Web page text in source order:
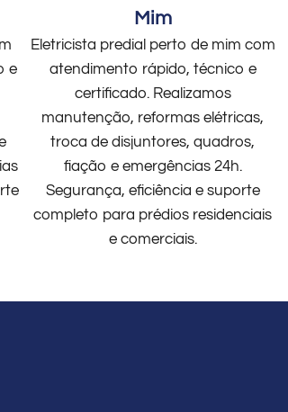
e
Mim
Eletricista predial perto de mim com
atendimento rápido, técnico e
certificado. Realizamos
manutenção, reformas elétricas,
troca de disjuntores, quadros,
fiação e emergências 24h.
Segurança, eficiência e suporte
completo para prédios residenciais
e comerciais.